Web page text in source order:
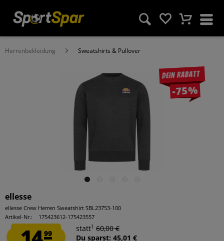
Herrenbekleidung Sweatshirts & Pullover
Dein Rabatt
-75%
ellesse
ellesse Crew Herren Sweatshirt SBL23753-100
Artikel-Nr.:
175423612-175423557
99
statt1 60,00 €
Du sparst: 45,01 €